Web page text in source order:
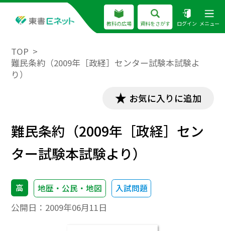
教科の広場 資料をさがす ログイン メニュー
TOP
難民条約（2009年［政経］センター試験本試験よ
り）
お気に入りに追加
難民条約（2009年［政経］セン
ター試験本試験より）
高 地歴・公民・地図 入試問題
公開日： 2009年06月11日